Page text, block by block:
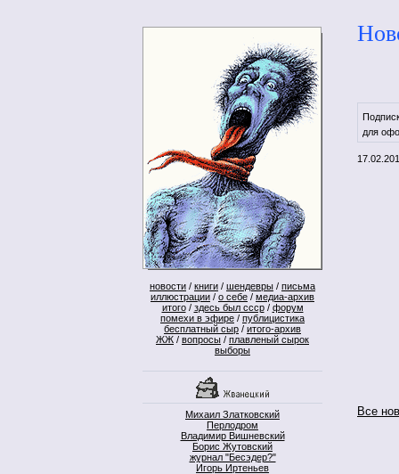
новости / книги / шендевры / письма
иллюстрации / о себе / медиа-архив
итого/ здесь был ссср/ форум
помехи в эфире / публицистика
бесплатный сыр / итого-архив
ЖЖ / вопросы / плавленый сырок
выборы
Михаил Златковский
Перлодром
Владимир Вишневский
Борис Жутовский
журнал "Бесэдер?"
Игорь Иртеньев
для
Все